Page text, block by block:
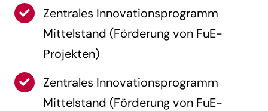
Zentrales Innovationsprogramm
Mittelstand (Förderung von FuE-
Projekten)
Zentrales Innovationsprogramm
Mittelstand (Förderung von FuE-